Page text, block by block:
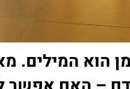
הוא המילים.